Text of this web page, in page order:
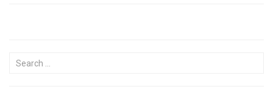
Search for: